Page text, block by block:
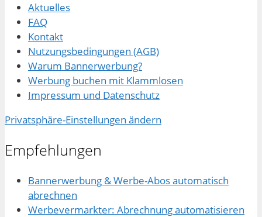
Aktuelles
FAQ
Kontakt
Nutzungsbedingungen (AGB)
Warum Bannerwerbung?
Werbung buchen mit Klammlosen
Impressum und Datenschutz
Privatsphäre-Einstellungen ändern
Empfehlungen
Bannerwerbung & Werbe-Abos automatisch
abrechnen
Werbevermarkter: Abrechnung automatisieren